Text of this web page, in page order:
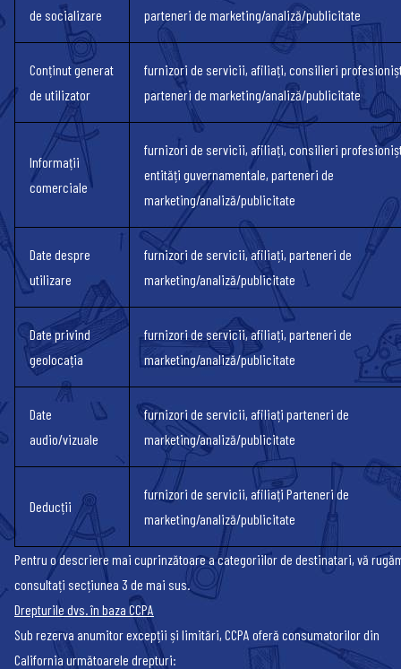
de socializare
parteneri de marketing/analiză/publicitate
Conținut generat
de utilizator
furnizori de servicii, afiliați, consilieri
parteneri de marketing/analiză/publicitate
Informații
comerciale
furnizori de servicii, afiliați, consilieri
entități guvernamentale, parteneri de
marketing/analiză/publicitate
Date despre
utilizare
furnizori de servicii, afiliați, parteneri de
marketing/analiză/publicitate
Date privind
geolocația
furnizori de servicii, afiliați, parteneri de
marketing/analiză/publicitate
Date
audio/vizuale
furnizori de servicii, afiliați parteneri de
marketing/analiză/publicitate
Deducții
furnizori de servicii, afiliați Parteneri de
marketing/analiză/publicitate
Pentru o descriere mai cuprinzătoare a categoriilor de destinatari, vă
consultați secțiunea 3 de mai sus.
Drepturile dvs. în baza CCPA
Sub rezerva anumitor excepții și limitări, CCPA oferă consumatorilor din
California următoarele drepturi: